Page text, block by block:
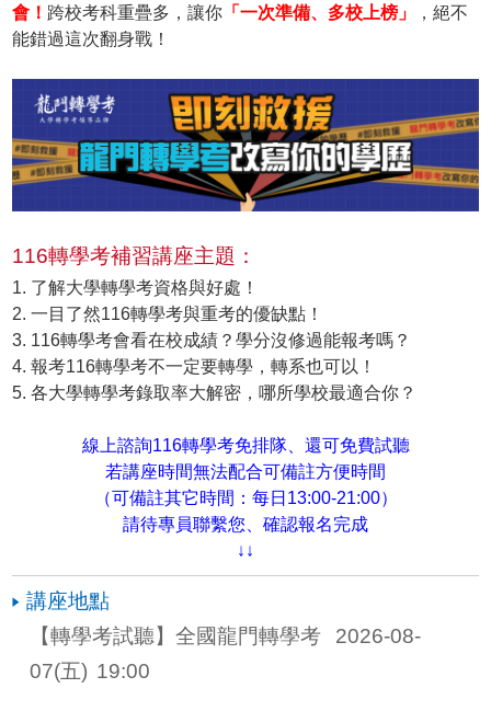
會！ 跨校考科重疊多，讓你 「一次準備、多校上榜」
，絕不
能錯過這次翻身戰！
116轉學考補習講座主題：
1. 了解大學轉學考資格與好處！
2. 一目了然116轉學考與重考的優缺點！
3. 116轉學考會看在校成績？學分沒修過能報考嗎？
4. 報考116轉學考不一定要轉學，轉系也可以！
5. 各大學轉學考錄取率大解密，哪所學校最適合你？
線上諮詢116轉學考免排隊、還可免費試聽
若講座時間無法配合可備註方便時間
（可備註其它時間：每日13:00-21:00）
請待專員聯繫您、確認報名完成
↓↓
講座地點
【轉學考試聽】全國龍門轉學考
2026-08-
07(五) 19:00